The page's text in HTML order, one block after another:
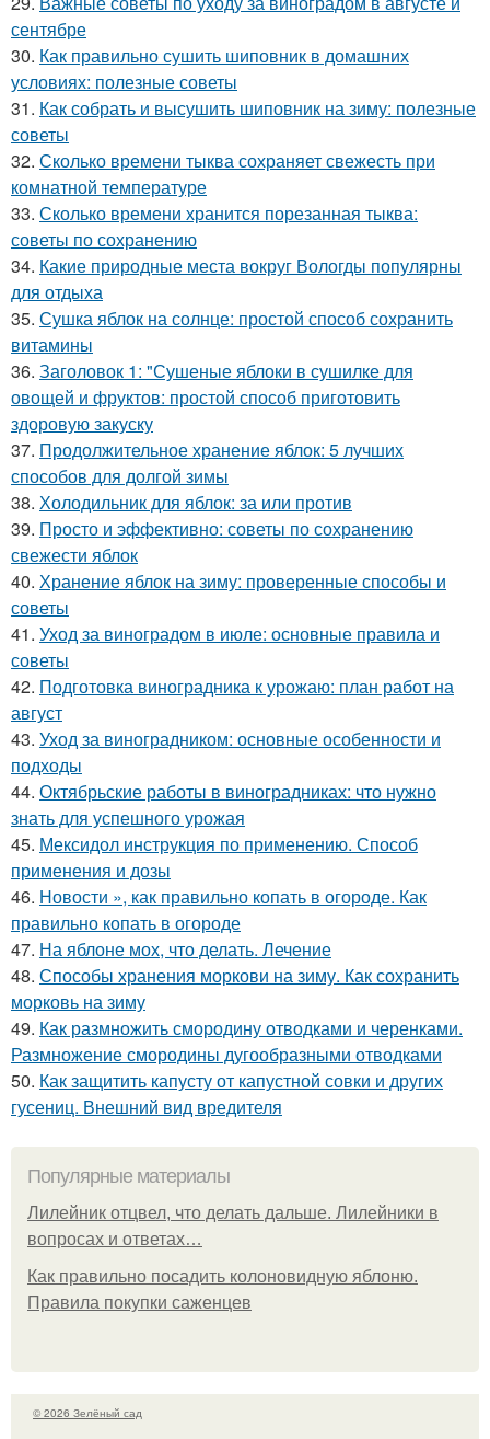
сентябре
30. Как правильно сушить шиповник в домашних
условиях: полезные советы
31. Как собрать и высушить шиповник на зиму: полезные
советы
32. Сколько времени тыква сохраняет свежесть при
комнатной температуре
33. Сколько времени хранится порезанная тыква:
советы по сохранению
34. Какие природные места вокруг Вологды популярны
для отдыха
35. Сушка яблок на солнце: простой способ сохранить
витамины
36. Заголовок 1: "Сушеные яблоки в сушилке для
овощей и фруктов: простой способ приготовить
здоровую закуску
37. Продолжительное хранение яблок: 5 лучших
способов для долгой зимы
38. Холодильник для яблок: за или против
39. Просто и эффективно: советы по сохранению
свежести яблок
40. Хранение яблок на зиму: проверенные способы и
советы
41. Уход за виноградом в июле: основные правила и
советы
42. Подготовка виноградника к урожаю: план работ на
август
43. Уход за виноградником: основные особенности и
подходы
44. Октябрьские работы в виноградниках: что нужно
знать для успешного урожая
45. Мексидол инструкция по применению. Способ
применения и дозы
46. Новости », как правильно копать в огороде. Как
правильно копать в огороде
47. На яблоне мох, что делать. Лечение
48. Способы хранения моркови на зиму. Как сохранить
морковь на зиму
49. Как размножить смородину отводками и черенками.
Размножение смородины дугообразными отводками
50. Как защитить капусту от капустной совки и других
гусениц. Внешний вид вредителя
Популярные материалы
Лилейник отцвел, что делать дальше. Лилейники в
вопросах и ответах…
Как правильно посадить колоновидную яблоню.
Правила покупки саженцев
© 2026 Зелёный сад